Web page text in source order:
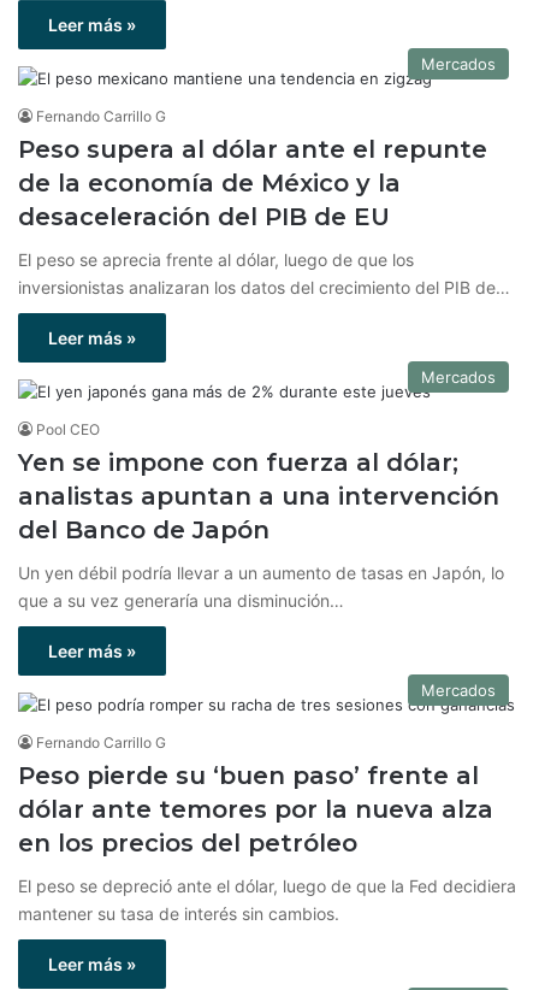
Leer más »
Mercados
Fernando Carrillo G
Peso supera al dólar ante el repunte
de la economía de México y la
desaceleración del PIB de EU
El peso se aprecia frente al dólar, luego de que los
inversionistas analizaran los datos del crecimiento del PIB de…
Leer más »
Mercados
Pool CEO
Yen se impone con fuerza al dólar;
analistas apuntan a una intervención
del Banco de Japón
Un yen débil podría llevar a un aumento de tasas en Japón, lo
que a su vez generaría una disminución…
Leer más »
Mercados
Fernando Carrillo G
Peso pierde su ‘buen paso’ frente al
dólar ante temores por la nueva alza
en los precios del petróleo
El peso se depreció ante el dólar, luego de que la Fed decidiera
mantener su tasa de interés sin cambios.
Leer más »